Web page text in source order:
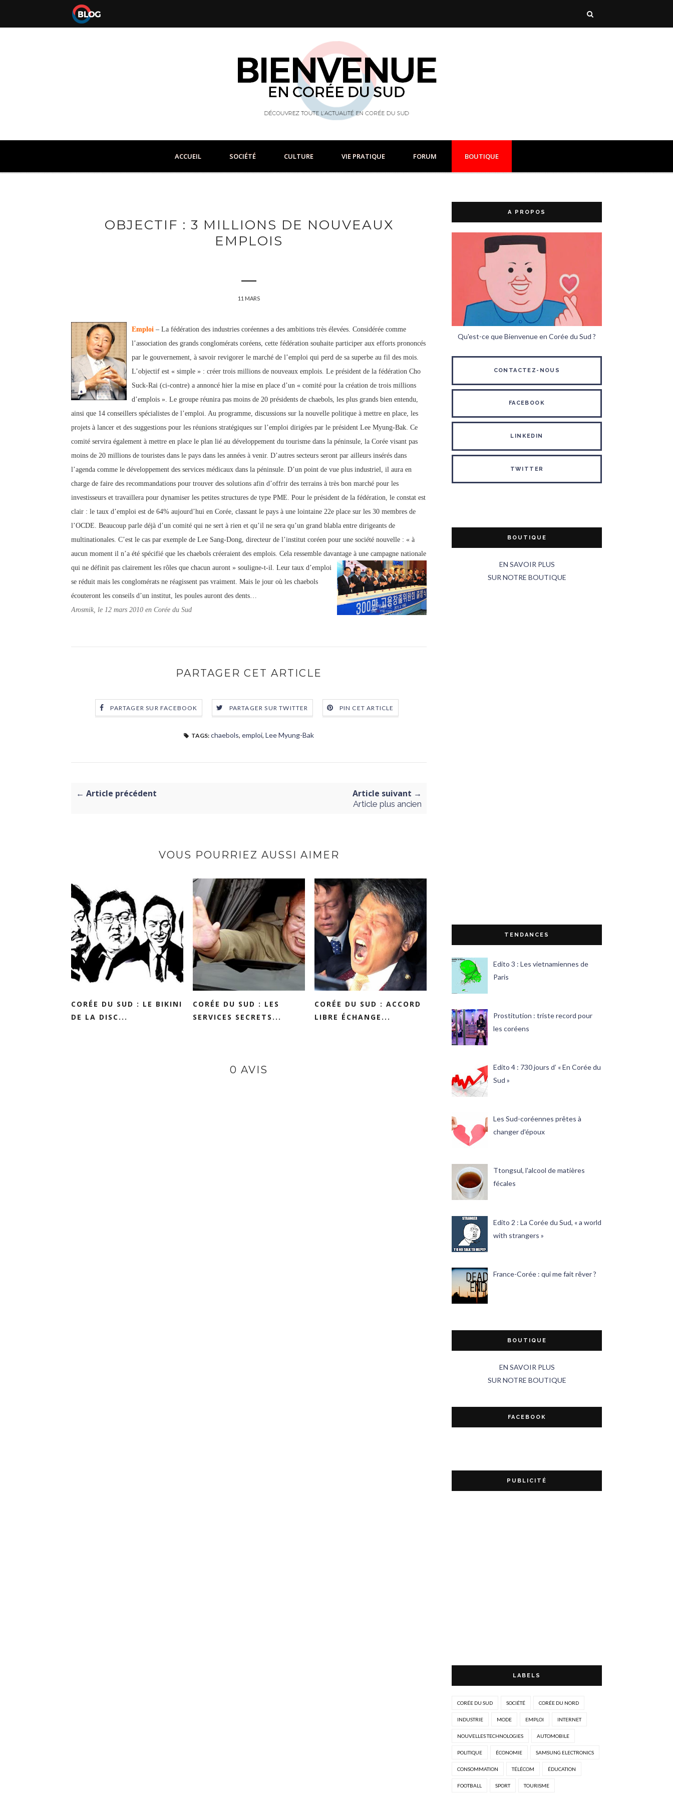
ACCUEIL SOCIÉTÉ CULTURE VIE PRATIQUE FORUM BOUTIQUE
OBJECTIF : 3 MILLIONS DE NOUVEAUX
EMPLOIS
11 MARS
Emploi – La fédération des industries coréennes a des ambitions très élevées. Considérée comme
l’association des grands conglomérats coréens, cette fédération souhaite participer aux efforts prononcés
par le gouvernement, à savoir revigorer le marché de l’emploi qui perd de sa superbe au fil des mois.
L’objectif est « simple » : créer trois millions de nouveaux emplois. Le président de la fédération Cho
Suck-Rai (ci-contre) a annoncé hier la mise en place d’un « comité pour la création de trois millions
d’emplois ». Le groupe réunira pas moins de 20 présidents de chaebols, les plus grands bien entendu,
ainsi que 14 conseillers spécialistes de l’emploi. Au programme, discussions sur la nouvelle politique à mettre en place, les
projets à lancer et des suggestions pour les réunions stratégiques sur l’emploi dirigées par le président Lee Myung-Bak. Ce
comité servira également à mettre en place le plan lié au développement du tourisme dans la péninsule, la Corée visant pas
moins de 20 millions de touristes dans le pays dans les années à venir. D’autres secteurs seront par ailleurs insérés dans
l’agenda comme le développement des services médicaux dans la péninsule. D’un point de vue plus industriel, il aura en
charge de faire des recommandations pour trouver des solutions afin d’offrir des terrains à très bon marché pour les
investisseurs et travaillera pour dynamiser les petites structures de type PME. Pour le président de la fédération, le constat est
clair : le taux d’emploi est de 64% aujourd’hui en Corée, classant le pays à une lointaine 22e place sur les 30 membres de
l’OCDE. Beaucoup parle déjà d’un comité qui ne sert à rien et qu’il ne sera qu’un grand blabla entre dirigeants de
multinationales. C’est le cas par exemple de Lee Sang-Dong, directeur de l’institut coréen pour une société nouvelle : « à
aucun moment il n’a été spécifié que les chaebols créeraient des emplois. Cela ressemble davantage à une campagne nationale
qui ne définit pas clairement les rôles que chacun auront » souligne-t-il. Leur taux d’emploi
se réduit mais les conglomérats ne réagissent pas vraiment. Mais le jour où les chaebols
écouteront les conseils d’un institut, les poules auront des dents…
Arosmik, le 12 mars 2010 en Corée du Sud
PARTAGER CET ARTICLE
PARTAGER SUR FACEBOOK PARTAGER SUR TWITTER PIN CET ARTICLE
TAGS: chaebols, emploi, Lee Myung-Bak
← Article précédent Article suivant →
Article plus ancien
VOUS POURRIEZ AUSSI AIMER
CORÉE DU SUD : LE BIKINI
DE LA DISC...
CORÉE DU SUD : LES
SERVICES SECRETS...
CORÉE DU SUD : ACCORD
LIBRE ÉCHANGE...
0 AVIS
A PROPOS
Qu'est-ce que Bienvenue en Corée du Sud ?
CONTACTEZ-NOUS
FACEBOOK
LINKEDIN
TWITTER
BOUTIQUE
EN SAVOIR PLUS
SUR NOTRE BOUTIQUE
TENDANCES
Edito 3 : Les vietnamiennes de
Paris
Prostitution : triste record pour
les coréens
Edito 4 : 730 jours d’ « En Corée du
Sud »
Les Sud-coréennes prêtes à
changer d'époux
Ttongsul, l'alcool de matières
fécales
Edito 2 : La Corée du Sud, « a world
with strangers »
France-Corée : qui me fait rêver ?
BOUTIQUE
EN SAVOIR PLUS
SUR NOTRE BOUTIQUE
FACEBOOK
PUBLICITÉ
LABELS
CORÉE DU SUD SOCIÉTÉ CORÉE DU NORD
INDUSTRIE MODE EMPLOI INTERNET
NOUVELLES TECHNOLOGIES AUTOMOBILE
POLITIQUE ÉCONOMIE SAMSUNG ELECTRONICS
CONSOMMATION TÉLÉCOM ÉDUCATION
FOOTBALL SPORT TOURISME